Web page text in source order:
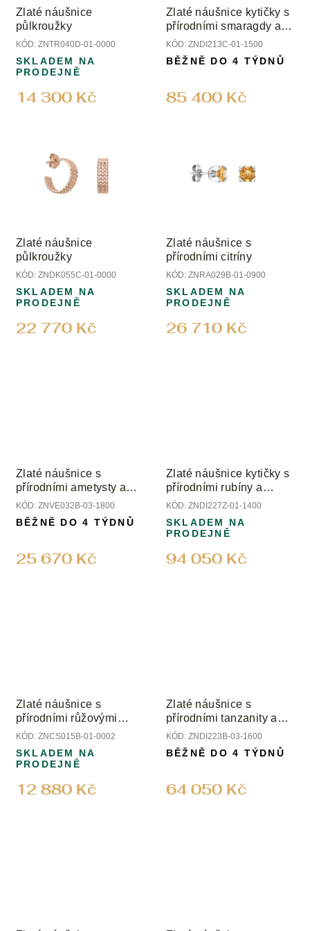
o
d
u
k
ů
Zlaté náušnice
půlkroužky
KÓD: ZNTR040D-01-0000
14 300 Kč
SKLADEM NA
PRODEJNĚ
Zlaté náušnice kytičky s
přírodními smaragdy a
diamanty
KÓD: ZNDI213C-01-1500
85 400 Kč
BĚŽNĚ DO 4 TÝDNŮ
Zlaté náušnice
půlkroužky
KÓD: ZNDK055C-01-0000
22 770 Kč
SKLADEM NA
PRODEJNĚ
Zlaté náušnice s
přírodními citríny
KÓD: ZNRA029B-01-0900
26 710 Kč
SKLADEM NA
PRODEJNĚ
Zlaté náušnice s
přírodními ametysty a
diamanty
KÓD: ZNVE032B-03-1800
25 670 Kč
BĚŽNĚ DO 4 TÝDNŮ
Zlaté náušnice kytičky s
přírodními rubíny a
diamanty
KÓD: ZNDI227Z-01-1400
94 050 Kč
SKLADEM NA
PRODEJNĚ
Zlaté náušnice s
přírodními růžovými
turmalíny
KÓD: ZNCS015B-01-0002
12 880 Kč
SKLADEM NA
PRODEJNĚ
Zlaté náušnice s
přírodními tanzanity a
diamanty
KÓD: ZNDI223B-03-1600
64 050 Kč
BĚŽNĚ DO 4 TÝDNŮ